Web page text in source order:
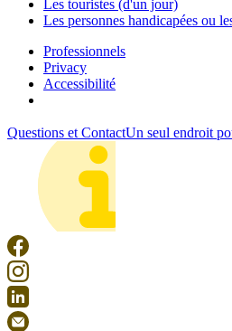
Les touristes (d'un jour)
Les personnes handicapées ou
Professionnels
Privacy
Accessibilité
Questions et ContactUn seul endroit